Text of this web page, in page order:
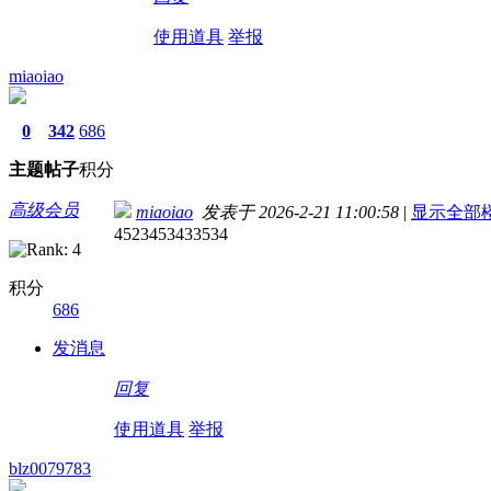
使用道具 举报
miaoiao
0
主题
342
帖子
686
积分
高级会员
积分
686
发消息
miaoiao 发表于 2026-2-21 11:00:58 | 显示全部
4523453433534
回复
使用道具 举报
blz0079783